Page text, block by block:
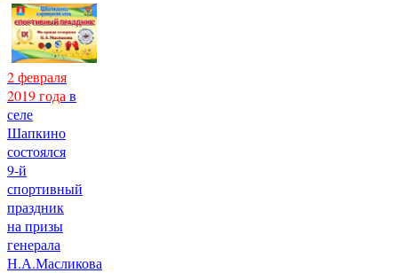
2 февраля
2019 года в
селе
Шапкино
состоялся
9-й
спортивный
праздник
на призы
генерала
Н.А.Масликова